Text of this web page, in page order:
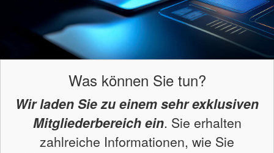
Was können Sie tun?
Wir laden Sie zu einem sehr exklusiven
Mitgliederbereich ein. Sie erhalten
zahlreiche Informationen, wie Sie